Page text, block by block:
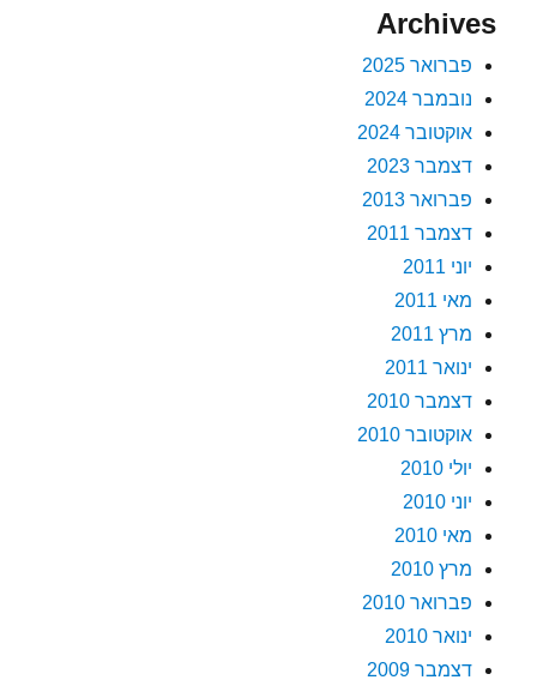
Archives
פברואר 2025
נובמבר 2024
אוקטובר 2024
דצמבר 2023
פברואר 2013
דצמבר 2011
יוני 2011
מאי 2011
מרץ 2011
ינואר 2011
דצמבר 2010
אוקטובר 2010
יולי 2010
יוני 2010
מאי 2010
מרץ 2010
פברואר 2010
ינואר 2010
דצמבר 2009